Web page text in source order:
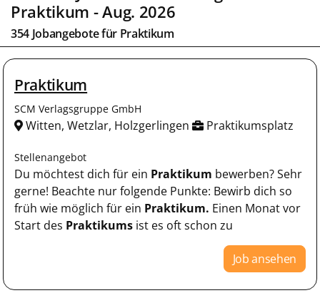
Praktikum - Aug. 2026
354 Jobangebote für Praktikum
Praktikum
SCM Verlagsgruppe GmbH
Witten, Wetzlar, Holzgerlingen Praktikumsplatz
Stellenangebot
Du möchtest dich für ein Praktikum bewerben? Sehr
gerne! Beachte nur folgende Punkte: Bewirb dich so
früh wie möglich für ein Praktikum. Einen Monat vor
Start des Praktikums ist es oft schon zu
Job ansehen